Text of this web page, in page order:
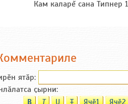
Кам каларĕ сана
ятӑp:
ҫырни:
B T U T Ячӗ1 Ячӗ2